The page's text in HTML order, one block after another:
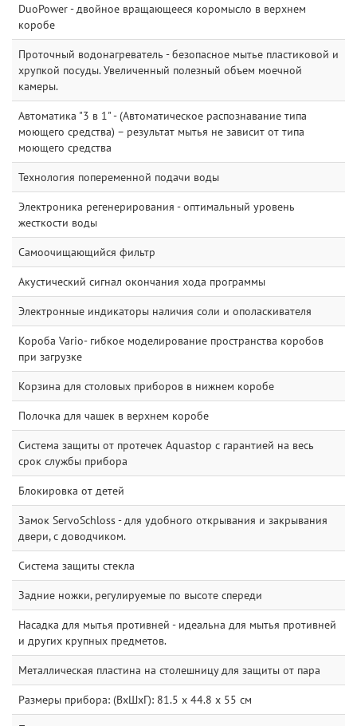
DuoPower - двойное вращающееся коромысло в верхнем
коробе
Проточный водонагреватель - безопасное мытье пластиковой и
хрупкой посуды. Увеличенный полезный объем моечной
камеры.
Автоматика "3 в 1" - (Автоматическое распознавание типа
моющего средства) – результат мытья не зависит от типа
моющего средства
Технология попеременной подачи воды
Электроника регенерирования - оптимальный уровень
жесткости воды
Самоочищающийся фильтр
Акустический сигнал окончания хода программы
Электронные индикаторы наличия соли и ополаскивателя
Короба Vario- гибкое моделирование пространства коробов
при загрузке
Корзина для столовых приборов в нижнем коробе
Полочка для чашек в верхнем коробе
Система защиты от протечек Aquastop с гарантией на весь
срок службы прибора
Блокировка от детей
Замок ServoSchloss - для удобного открывания и закрывания
двери, с доводчиком.
Система защиты стекла
Задние ножки, регулируемые по высоте спереди
Насадка для мытья противней - идеальна для мытья противней
и других крупных предметов.
Металлическая пластина на столешницу для защиты от пара
Размеры прибора: (ВxШxГ): 81.5 x 44.8 x 55 см